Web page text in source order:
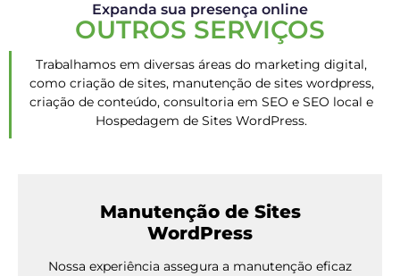
Expanda sua presença online
OUTROS SERVIÇOS
Trabalhamos em diversas áreas do marketing digital,
como criação de sites, manutenção de sites wordpress,
criação de conteúdo, consultoria em SEO e SEO local e
Hospedagem de Sites WordPress.
Manutenção de Sites
WordPress
Nossa experiência assegura a manutenção eficaz